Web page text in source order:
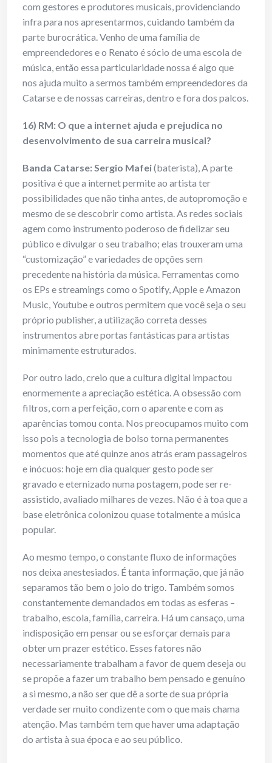
com gestores e produtores musicais, providenciando
infra para nos apresentarmos, cuidando também da
parte burocrática. Venho de uma família de
empreendedores e o Renato é sócio de uma escola de
música, então essa particularidade nossa é algo que
nos ajuda muito a sermos também empreendedores da
Catarse e de nossas carreiras, dentro e fora dos palcos.
16) RM: O que a internet ajuda e prejudica no
desenvolvimento de sua carreira musical?
Banda Catarse: Sergio Mafei(baterista), A parte
positiva é que a internet permite ao artista ter
possibilidades que não tinha antes, de autopromoção e
mesmo de se descobrir como artista. As redes sociais
agem como instrumento poderoso de fidelizar seu
público e divulgar o seu trabalho; elas trouxeram uma
“customização” e variedades de opções sem
precedente na história da música. Ferramentas como
os EPs e streamings como o Spotify, Apple e Amazon
Music, Youtube e outros permitem que você seja o seu
próprio publisher, a utilização correta desses
instrumentos abre portas fantásticas para artistas
minimamente estruturados.
Por outro lado, creio que a cultura digital impactou
enormemente a apreciação estética. A obsessão com
filtros, com a perfeição, com o aparente e com as
aparências tomou conta. Nos preocupamos muito com
isso pois a tecnologia de bolso torna permanentes
momentos que até quinze anos atrás eram passageiros
e inócuos: hoje em dia qualquer gesto pode ser
gravado e eternizado numa postagem, pode ser re-
assistido, avaliado milhares de vezes. Não é à toa que a
base eletrônica colonizou quase totalmente a música
popular.
Ao mesmo tempo, o constante fluxo de informações
nos deixa anestesiados. É tanta informação, que já não
separamos tão bem o joio do trigo. Também somos
constantemente demandados em todas as esferas –
trabalho, escola, família, carreira. Há um cansaço, uma
indisposição em pensar ou se esforçar demais para
obter um prazer estético. Esses fatores não
necessariamente trabalham a favor de quem deseja ou
se propõe a fazer um trabalho bem pensado e genuíno
a si mesmo, a não ser que dê a sorte de sua própria
verdade ser muito condizente com o que mais chama
atenção. Mas também tem que haver uma adaptação
do artista à sua época e ao seu público.